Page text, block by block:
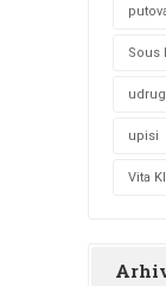
Sous
upisi
Vita